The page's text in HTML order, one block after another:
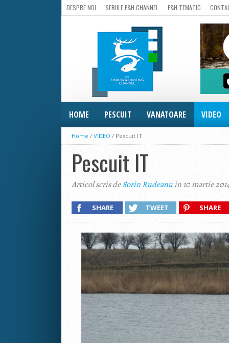
DESPRE NOI SERIILE F&H CHANNEL F&H TEMATIC
HOME PESCUIT VANATOARE VIDEO
Home / VIDEO / Pescuit IT
Pescuit IT
Articol scris deSorin Rudeanuin 10 martie
SHARE TWEET SHARE